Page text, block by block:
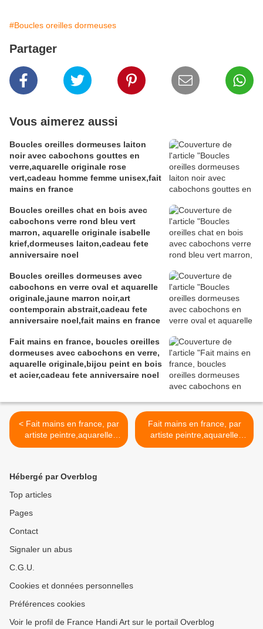
#Boucles oreilles dormeuses
Partager
Vous aimerez aussi
Boucles oreilles dormeuses laiton
noir avec cabochons gouttes en
verre,aquarelle originale rose
vert,cadeau homme femme unisex,fait
mains en france
Boucles oreilles chat en bois avec
cabochons verre rond bleu vert
marron, aquarelle originale isabelle
krief,dormeuses laiton,cadeau fete
anniversaire noel
Boucles oreilles dormeuses avec
cabochons en verre oval et aquarelle
originale,jaune marron noir,art
contemporain abstrait,cadeau fete
anniversaire noel,fait mains en france
Fait mains en france, boucles oreilles
dormeuses avec cabochons en verre,
aquarelle originale,bijou peint en bois
et acier,cadeau fete anniversaire noel
< Fait mains en france, par
artiste peintre,aquarelle
originale isabelle k,vert bleu
noir,cabochons gouttes
13x18mm,bijou femme
gothique,mode fashion
contemporain,art deco
moderne,cadeau fete
Fait mains en france, par
artiste peintre,aquarelle
originale isabelle k,bleu
Hébergé par Overblog
Top articles
Pages
Contact
Signaler un abus
C.G.U.
Cookies et données personnelles
Préférences cookies
Voir le profil de France Handi Art sur le portail Overblog